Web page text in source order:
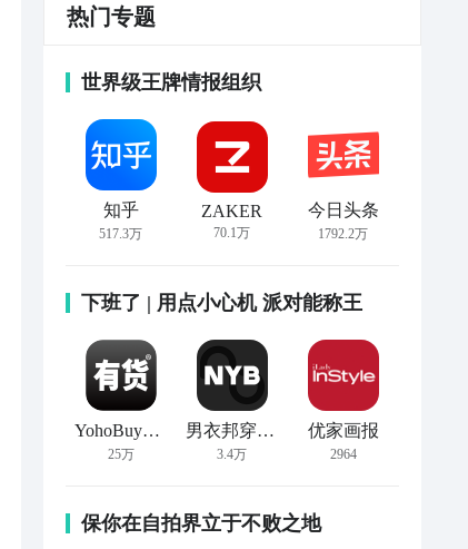
热门专题
世界级王牌情报组织
知乎
517.3万
ZAKER
70.1万
今日头条
1792.2万
下班了 | 用点小心机 派对能称王
YohoBuy有货
25万
男衣邦穿衣搭配
3.4万
优家画报
2964
保你在自拍界立于不败之地